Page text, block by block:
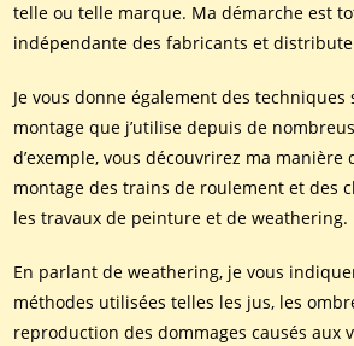
telle ou telle marque. Ma démarche est
indépendante des fabricants et
Je vous donne également des techniques
montage que j’utilise depuis de
d’exemple, vous découvrirez ma
montage des trains de roulement et des
les travaux de peinture et de weathering.
En parlant de weathering, je vous
méthodes utilisées telles les jus, les
reproduction des dommages causés aux